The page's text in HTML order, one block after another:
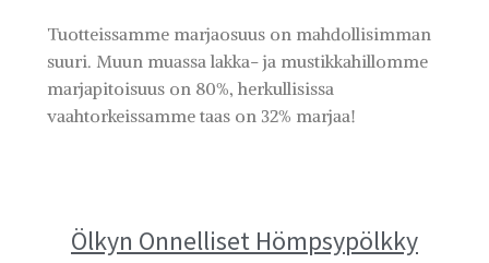
Tuotteissamme marjaosuus on mahdollisimman
suuri. Muun muassa lakka- ja mustikkahillomme
marjapitoisuus on 80%, herkullisissa
vaahtorkeissamme taas on 32% marjaa!
Ölkyn Onnelliset Hömpsypölkky